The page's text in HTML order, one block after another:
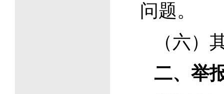
问题。
（六）
二、举